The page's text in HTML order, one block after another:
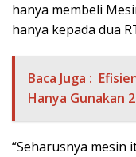
hanya membeli
hanya kepada dua
Baca Juga :
Hanya Gunakan
“Seharusnya mesin